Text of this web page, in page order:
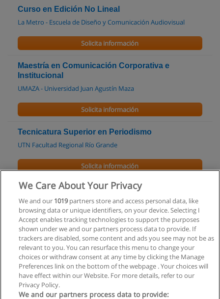
Curso en Edición No Lineal
La Metro - Escuela de Diseño y Comunicación Audiovisual
Solicita información
Maestría en Comunicación Corporativa e
Institucional
UMAZA - Universidad Juan Agustín Maza
Solicita información
Tecnicatura Superior en Periodismo
UTN Facultad Regional Río Grande
Solicita información
Carrera de Analista en Comunicación de las
Organizaciones y Relaciones Públicas
ESBA - Grupo Educativo
Solicita información
We Care About Your Privacy
We and our 1019partners store and access personal data, like
browsing data or unique identifiers, on your device. Selecting I
Accept enables tracking technologies to support the purposes
shown under we and our partners process data to provide. If
trackers are disabled, some content and ads you see may not be as
relevant to you. You can resurface this menu to change your
choices or withdraw consent at any time by clicking the Manage
Preferences link on the bottom of the webpage . Your choices will
have effect within our Website. For more details, refer to our
Privacy Policy.
We and our partners process data to provide: